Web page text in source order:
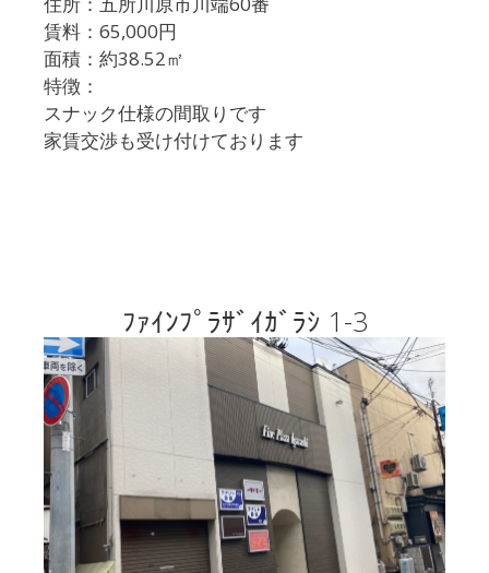
賃料：65,000円
面積：約38.52㎡
特徴：
スナック仕様の間取りです
家賃交渉も受け付けております
ﾌｧｲﾝﾌﾟﾗｻﾞｲｶﾞﾗｼ 1-3